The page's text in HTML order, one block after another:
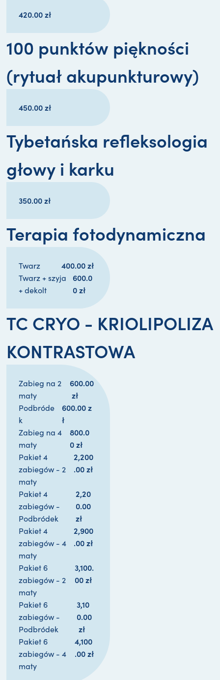
420.00zł
100 punktów piękności
(rytuał akupunkturowy)
450.00zł
Tybetańska refleksologia
głowy i karku
350.00zł
Terapia fotodynamiczna
Twarz 400.00 zł
Twarz + szyja
+ dekolt
600.0
0 zł
TC CRYO - KRIOLIPOLIZA
KONTRASTOWA
Zabieg na 2
maty
600.00
zł
Podbróde
k
600.00 z
ł
Zabieg na 4
maty
800.0
0 zł
Pakiet 4
zabiegów - 2
maty
2,200
.00 zł
Pakiet 4
zabiegów -
Podbródek
2,20
0.00
zł
Pakiet 4
zabiegów - 4
maty
2,900
.00 zł
Pakiet 6
zabiegów - 2
maty
3,100.
00 zł
Pakiet 6
zabiegów -
Podbródek
3,10
0.00
zł
Pakiet 6
zabiegów - 4
maty
4,100
.00 zł